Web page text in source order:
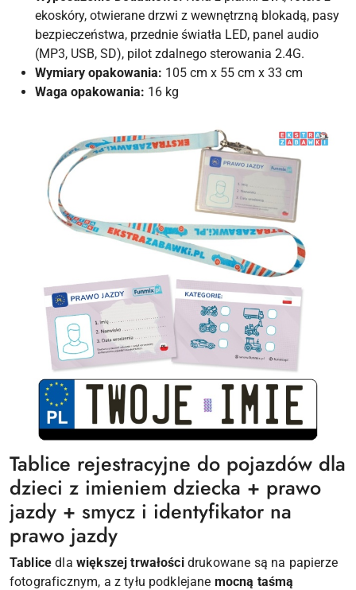
ekoskóry, otwierane drzwi z wewnętrzną blokadą, pasy
bezpieczeństwa, przednie światła LED, panel audio
(MP3, USB, SD), pilot zdalnego sterowania 2.4G.
Wymiary opakowania: 105 cm x 55 cm x 33 cm
Waga opakowania: 16 kg
Tablice rejestracyjne do pojazdów dla
dzieci z imieniem dziecka + prawo
jazdy + smycz i identyfikator na
prawo jazdy
Tablice dla większej trwałościdrukowane są na papierze
fotograficznym, a z tyłu podklejane mocną taśmą